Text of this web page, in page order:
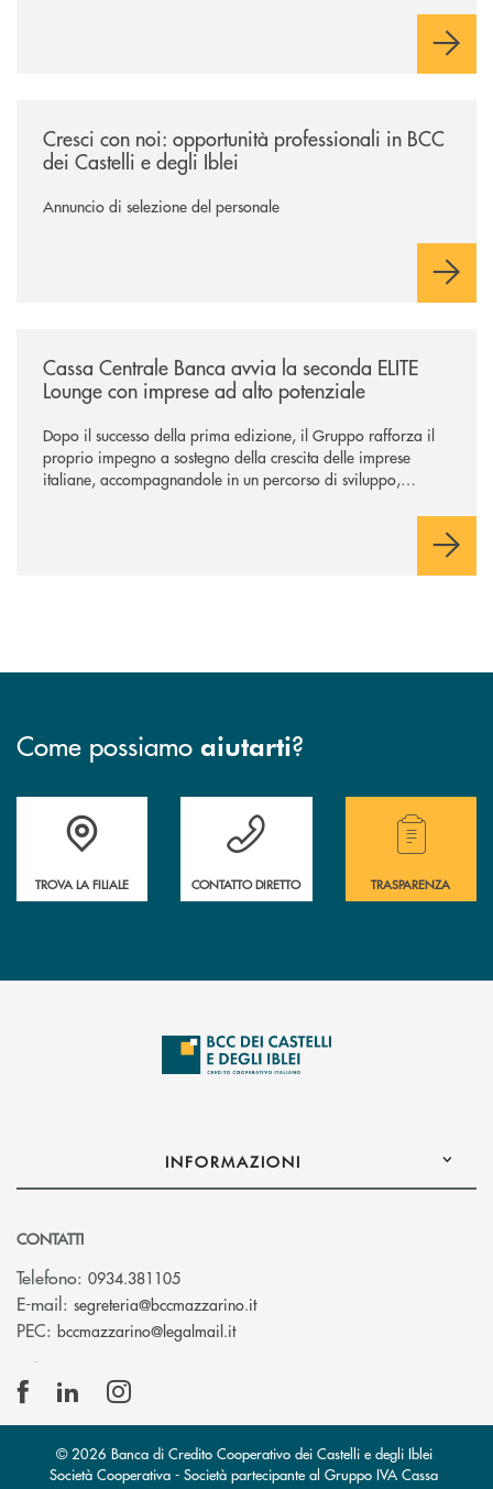
negoziazione esclusiva per la finalizzazione dell’operazione.
Cresci con noi: opportunità professionali in BCC
dei Castelli e degli Iblei
Annuncio di selezione del personale
Cassa Centrale Banca avvia la seconda ELITE
Lounge con imprese ad alto potenziale
Dopo il successo della prima edizione, il Gruppo rafforza il
proprio impegno a sostegno della crescita delle imprese
italiane, accompagnandole in un percorso di sviluppo,
Come possiamo aiutarti?
Accedi all' elenco completo delle filiali .
TROVA LA FILIALE
Hai bisogno di assistenza immediata?
CONTATTO DIRETTO
Hai bisogno di
TRASPARENZA
INFORMAZIONI
CONTATTI
Telefono: 0934.381105
E-mail: segreteria@bccmazzarino.it(si apre l’app di posta
PEC: bccmazzarino@legalmail.it(si apre l’app di posta elettronica)
© 2026 Banca di Credito Cooperativo dei Castelli e degli Iblei
Società Cooperativa - Società partecipante al Gruppo IVA Cassa